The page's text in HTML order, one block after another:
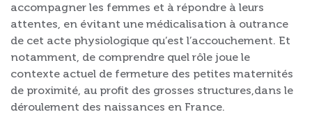
accompagner les femmes et à répondre à leurs
attentes, en évitant une médicalisation à outrance
de cet acte physiologique qu’est l’accouchement. Et
notamment, de comprendre quel rôle joue le
contexte actuel de fermeture des petites maternités
de proximité, au profit des grosses structures,dans le
déroulement des naissances en France.